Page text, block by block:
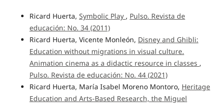
Ricard Huerta, Symbolic Play , Pulso. Revista de
educación: No. 34 (2011)
Ricard Huerta, Vicente Monleón, Disney and Ghibli:
Education without migrations in visual culture.
Animation cinema as a didactic resource in classes ,
Pulso. Revista de educación: No. 44 (2021)
Ricard Huerta, María Isabel Moreno Montoro, Heritage
Education and Arts-Based Research, the Miguel